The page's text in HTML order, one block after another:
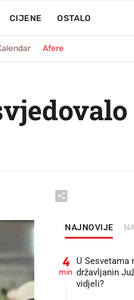
CIJENE OSTALO
Afere
NAJNOVIJE
4
min
U Sesvetama
državljanin
vidjeli?